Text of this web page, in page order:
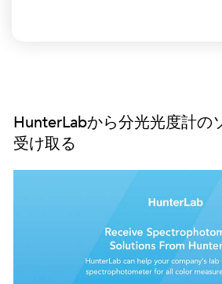
HunterLabから分光光度計の
受け取る